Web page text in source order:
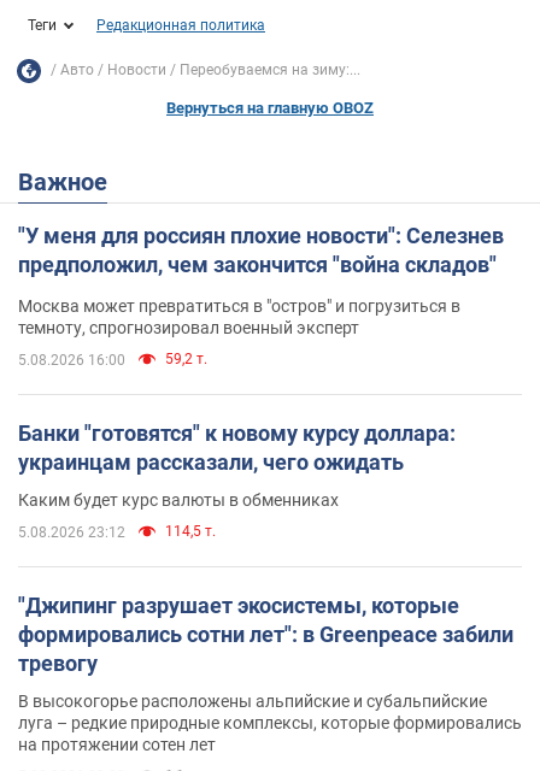
Теги Редакционная политика
Авто Новости Переобуваемся на зиму:...
Вернуться на главную OBOZ
Важное
"У меня для россиян плохие новости": Селезнев
предположил, чем закончится "война складов"
Москва может превратиться в "остров" и погрузиться в
темноту, спрогнозировал военный эксперт
5.08.2026 16:00 59,2 т.
Банки "готовятся" к новому курсу доллара:
украинцам рассказали, чего ожидать
Каким будет курс валюты в обменниках
5.08.2026 23:12 114,5 т.
"Джипинг разрушает экосистемы, которые
формировались сотни лет": в Greenpeace забили
тревогу
В высокогорье расположены альпийские и субальпийские
луга – редкие природные комплексы, которые формировались
на протяжении сотен лет